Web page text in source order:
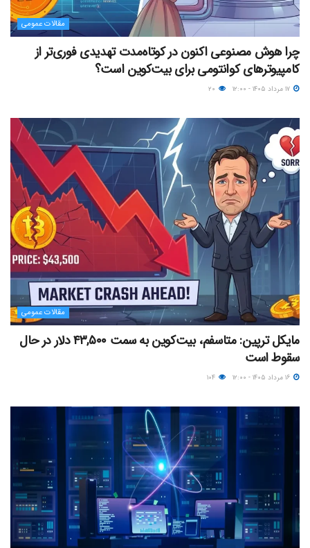
مقالات عمومی
چرا هوش مصنوعی اکنون در کوتاه‌مدت تهدیدی فوری‌تر از
کامپیوترهای کوانتومی برای بیت‌کوین است؟
مقالات عمومی
مایکل ترپین: متاسفم، بیت‌کوین به سمت ۴۳,۵۰۰ دلار در حال
سقوط است